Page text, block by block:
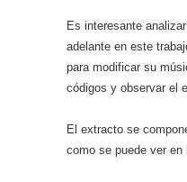
Es interesante
adelante en este
para modificar su
códigos y observar el
El extracto se
como se puede ver en